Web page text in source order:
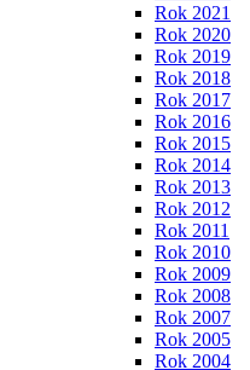
Rok 2021
Rok 2020
Rok 2019
Rok 2018
Rok 2017
Rok 2016
Rok 2015
Rok 2014
Rok 2013
Rok 2012
Rok 2011
Rok 2010
Rok 2009
Rok 2008
Rok 2007
Rok 2005
Rok 2004